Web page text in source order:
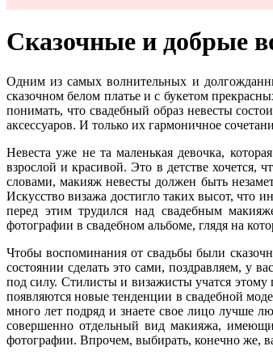
Сказочные и добрые
Одним из самых волнительных и
сказочном белом платье и с букетом
понимать, что свадебный образ невесты
аксессуаров. И только их гармоничное
Невеста уже не та маленькая девочка,
взрослой и красивой. Это в детстве
словами, макияж невесты должен быть
Искусство визажа достигло таких высот, что
перед этим трудился над свадебным
фотографии в свадебном альбоме, глядя на
Чтобы воспоминания от свадьбы были
состоянии сделать это сами, поздравляем, у
под силу. Стилисты и визажисты учатся
появляются новые тенденции в свадебной
много лет подряд и знаете свое лицо лучше
совершенно отдельный вид макияжа,
фотографии. Впрочем, выбирать, конечно же,